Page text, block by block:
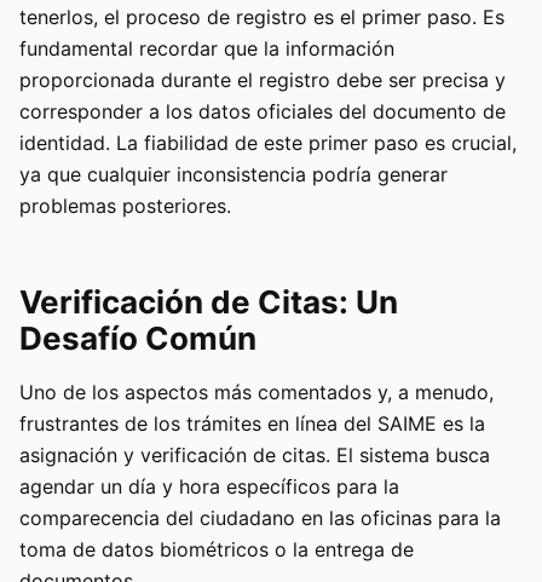
tenerlos, el proceso de registro es el primer paso. Es
fundamental recordar que la información
proporcionada durante el registro debe ser precisa y
corresponder a los datos oficiales del documento de
identidad. La fiabilidad de este primer paso es crucial,
ya que cualquier inconsistencia podría generar
problemas posteriores.
Verificación de Citas: Un
Desafío Común
Uno de los aspectos más comentados y, a menudo,
frustrantes de los trámites en línea del SAIME es la
asignación y verificación de citas. El sistema busca
agendar un día y hora específicos para la
comparecencia del ciudadano en las oficinas para la
toma de datos biométricos o la entrega de